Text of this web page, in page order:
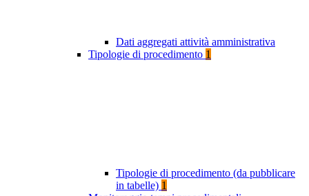
Dati aggregati attività amministrativa
Tipologie di procedimento 1
Tipologie di procedimento (da pubblicare
in tabelle) 1